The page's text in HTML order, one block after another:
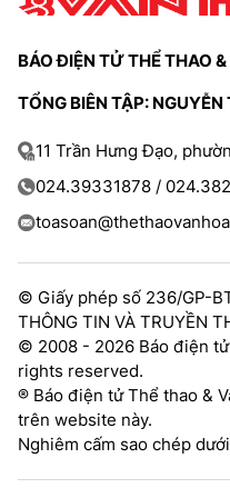
TRA CỨU PHƯỜNG XÃ
CỐNG HIẾN
BÙI XUÂN PHÁI
TIỆN ÍCH
LIÊN HỆ QUẢNG CÁO
Điện thoại:
MẠNG XÃ HỘI
BÁO ĐIỆN TỬ THỂ THAO
TỔNG BIÊN TẬP:
11 Trần Hưng Đạo,
024.39331878 /
© Giấy phép số 236/GP-
THÔNG TIN VÀ TRUYỀN
© 2008 - 2026 Báo điện tử
rights reserved.
® Báo điện tử Thể thao &
trên website này.
Nghiêm cấm sao chép